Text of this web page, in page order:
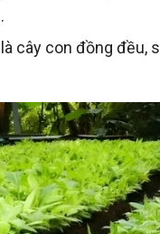
cây con đồng đều,